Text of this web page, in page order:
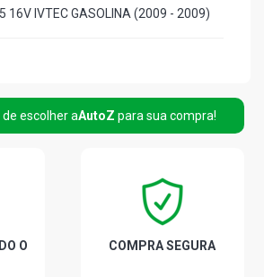
16V IVTEC GASOLINA (2009 - 2009)
de escolher aAutoZ para sua compra!
O
COMPRA SEGURA